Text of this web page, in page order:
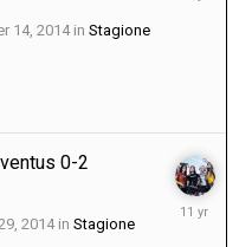
14, 2014in Stagione
0-2
2014in Stagione